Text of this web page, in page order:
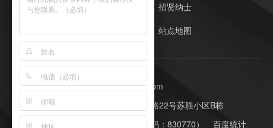
客户案例
招贤纳士
站点地图
E-Mail：whl@napomaterial.com
公司地址：苏州工业园区同胜路22号苏胜小区B栋
网站制作：
（股票代码：830770） 百度统计